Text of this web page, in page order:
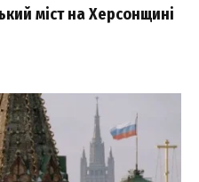
міст на Херсонщині